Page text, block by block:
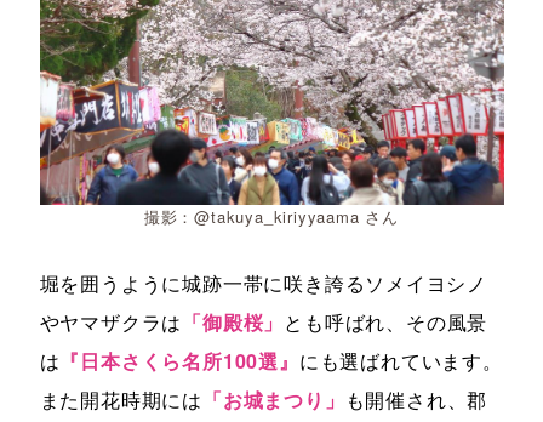
撮影：@takuya_kiriyyaama さん
堀を囲うように城跡一帯に咲き誇るソメイヨシノ
やヤマザクラは 「御殿桜」 とも呼ばれ、その風景
は 『日本さくら名所100選』 にも選ばれています。
また開花時期には 「お城まつり」 も開催され、郡